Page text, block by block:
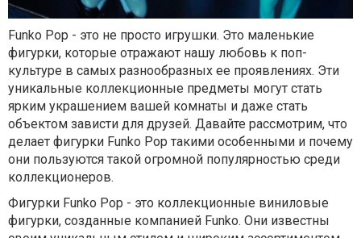
Funko Pop - это не просто игрушки. Это маленькие
фигурки, которые отражают нашу любовь к поп-
культуре в самых разнообразных ее проявлениях. Эти
уникальные коллекционные предметы могут стать
ярким украшением вашей комнаты и даже стать
объектом зависти для друзей. Давайте рассмотрим, что
делает фигурки Funko Pop такими особенными и почему
они пользуются такой огромной популярностью среди
коллекционеров.
Фигурки Funko Pop - это коллекционные виниловые
фигурки, созданные компанией Funko. Они известны